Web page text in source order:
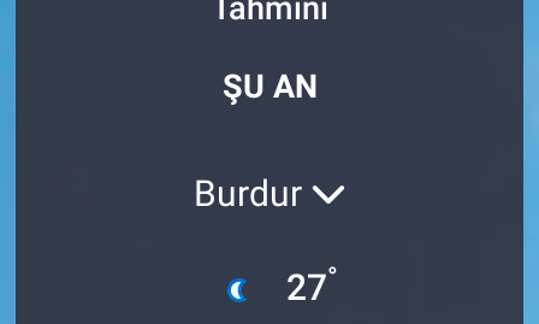
Tahmini
ŞU AN
Burdur
27°